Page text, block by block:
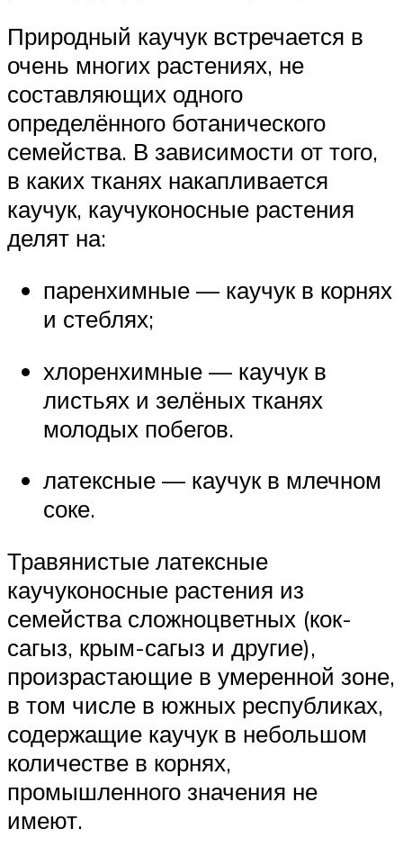
Природный каучук встречается в
очень многих растениях, не
составляющих одного
определённого ботанического
семейства. В зависимости от того,
в каких тканях накапливается
каучук, каучуконосные растения
делят на:
паренхимные — каучук в корнях
и стеблях;
хлоренхимные — каучук в
листьях и зелёных тканях
молодых побегов.
латексные — каучук в млечном
соке.
Травянистые латексные
каучуконосные растения из
семейства сложноцветных (кок-
сагыз, крым-сагыз и другие),
произрастающие в умеренной зоне,
в том числе в южных республиках,
содержащие каучук в небольшом
количестве в корнях,
промышленного значения не
имеют.